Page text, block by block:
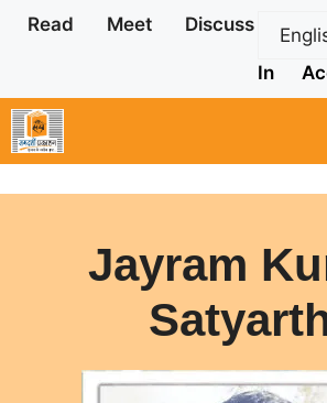
Skip
Read Meet Discuss
In
Jayram